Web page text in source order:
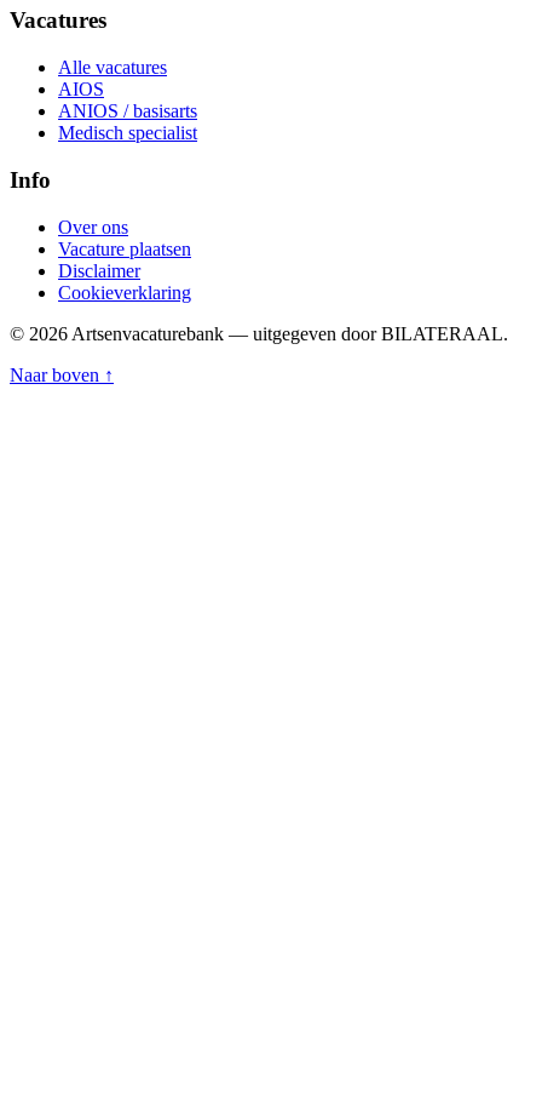
Vacatures
Alle vacatures
AIOS
ANIOS / basisarts
Medisch specialist
Info
Over ons
Vacature plaatsen
Disclaimer
Cookieverklaring
© 2026 Artsenvacaturebank — uitgegeven door BILATERAAL.
Naar boven ↑